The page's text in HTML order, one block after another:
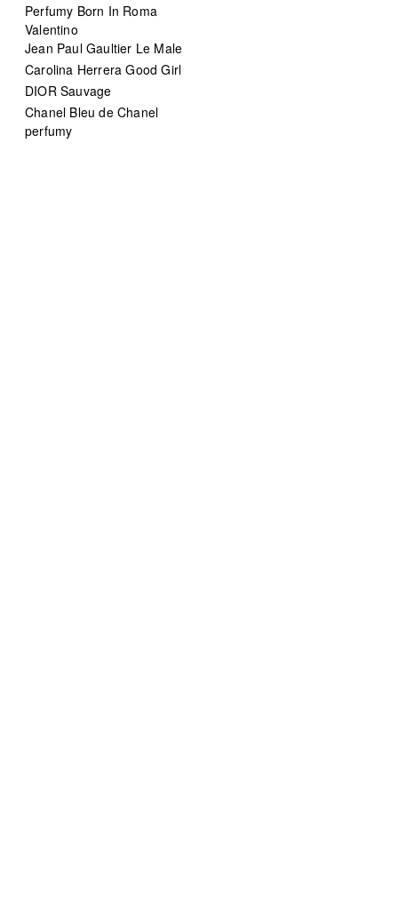
Perfumy Born In Roma
Valentino
Jean Paul Gaultier Le Male
Carolina Herrera Good Girl
DIOR Sauvage
Chanel Bleu de Chanel
perfumy